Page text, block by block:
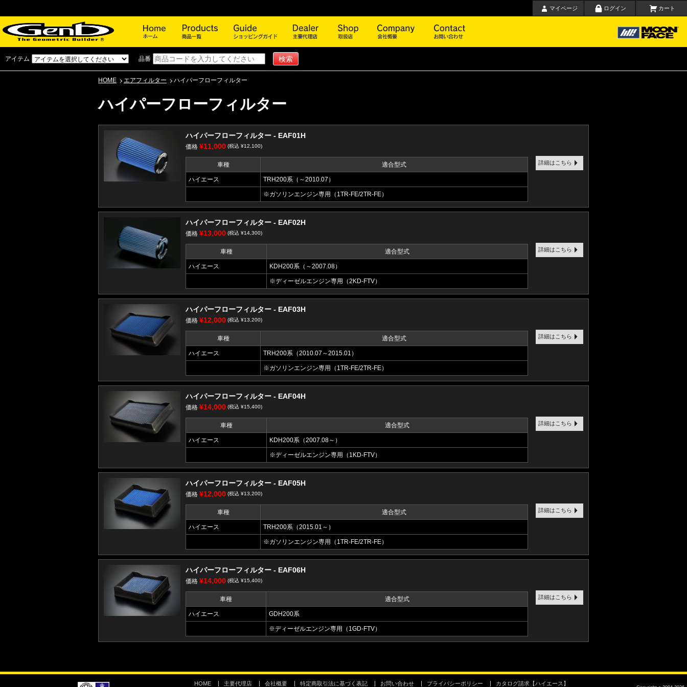
マイページ ログイン カート
アイテム 品番
HOME エアフィルター ハイパーフローフィルター
ハイパーフローフィルター
ハイパーフローフィルター - EAF01H
価格 ¥11,000 (税込 ¥12,100)
車種 適合型式
ハイエース TRH200系（～2010.07）
※ガソリンエンジン専用（1TR-FE/2TR-FE）
詳細はこちら
ハイパーフローフィルター - EAF02H
価格 ¥13,000 (税込 ¥14,300)
車種 適合型式
ハイエース KDH200系（～2007.08）
※ディーゼルエンジン専用（2KD-FTV）
詳細はこちら
ハイパーフローフィルター - EAF03H
価格 ¥12,000 (税込 ¥13,200)
車種 適合型式
ハイエース TRH200系（2010.07～2015.01）
※ガソリンエンジン専用（1TR-FE/2TR-FE）
詳細はこちら
ハイパーフローフィルター - EAF04H
価格 ¥14,000 (税込 ¥15,400)
車種 適合型式
ハイエース KDH200系（2007.08～）
※ディーゼルエンジン専用（1KD-FTV）
詳細はこちら
ハイパーフローフィルター - EAF05H
価格 ¥12,000 (税込 ¥13,200)
車種 適合型式
ハイエース TRH200系（2015.01～）
※ガソリンエンジン専用（1TR-FE/2TR-FE）
詳細はこちら
ハイパーフローフィルター - EAF06H
価格 ¥14,000 (税込 ¥15,400)
車種 適合型式
ハイエース GDH200系
※ディーゼルエンジン専用（1GD-FTV）
詳細はこちら
HOME 主要代理店 会社概要 特定商取引法に基づく表記 お問い合わせ プライバシーポリシー カタログ請求【ハイエース】